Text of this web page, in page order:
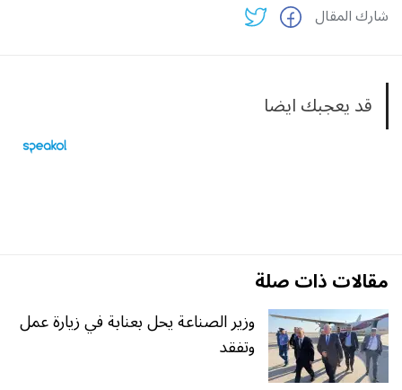
شارك المقال
قد يعجبك ايضا
مقالات ذات صلة
وزير الصناعة يحل بعنابة في زيارة عمل
وتفقد